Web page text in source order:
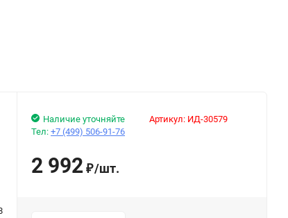
Артикул: ИД-30579
Наличие уточняйте
Тел:+7 (499) 506-91-76
2 992 ₽/шт.